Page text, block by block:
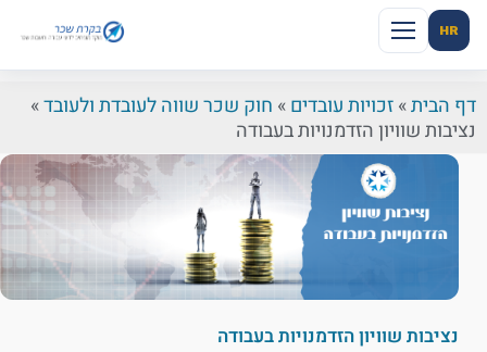
HR
דף הבית»זכויות עובדים»חוק שכר שווה לעובדת ולעובד»
נציבות שוויון הזדמנויות בעבודה
נציבות שוויון הזדמנויות בעבודה